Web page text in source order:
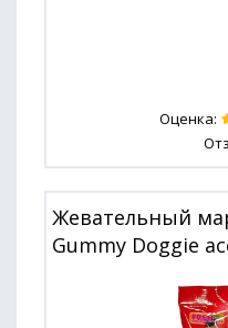
Оценка:
Жевательный
Gummy Doggie